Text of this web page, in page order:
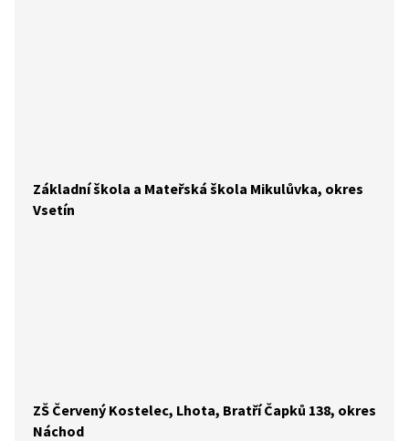
Základní škola a Mateřská škola Mikulůvka, okres
Vsetín
ZŠ Červený Kostelec, Lhota, Bratří Čapků 138, okres
Náchod